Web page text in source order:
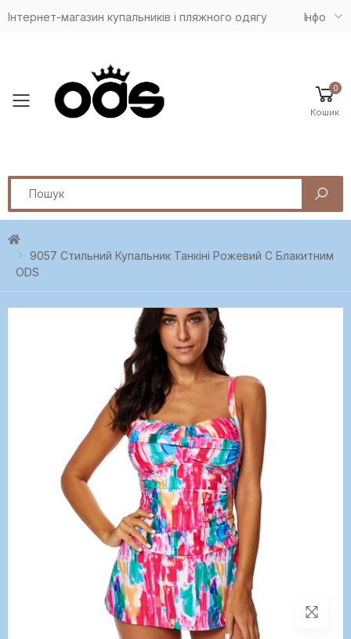
Інтернет-магазин купальників і пляжного одягу Iнфо
Toggle mobile menu
0
Кошик
Search
9057 Cтильний Купальник Танкіні Рожевий C Блакитним
ODS